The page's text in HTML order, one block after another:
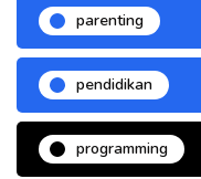
parenting
pendidikan
programming